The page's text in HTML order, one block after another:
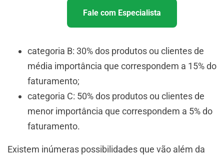
Fale com Especialista
categoria B: 30% dos produtos ou clientes de
média importância que correspondem a 15% do
faturamento;
categoria C: 50% dos produtos ou clientes de
menor importância que correspondem a 5% do
faturamento.
Existem inúmeras possibilidades que vão além da